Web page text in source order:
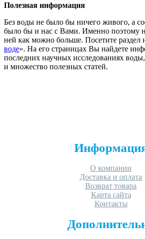
Полезная информация
Без воды не было бы ничего живого, а
было бы и нас с Вами. Именно поэтому
ней как можно больше. Посетите раздел
воде». На его страницах Вы найдете
последних научных исследованиях
и множество полезных статей.
О компании
Доставка и оплата
Возврат товара
Карта сайта
Контакты